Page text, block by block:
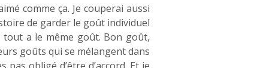
comme ça. Je couperai aussi
de garder le goût individuel
tout a le même goût. Bon goût,
goûts qui se mélangent dans